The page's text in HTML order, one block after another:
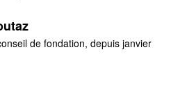
de fondation, depuis janvier